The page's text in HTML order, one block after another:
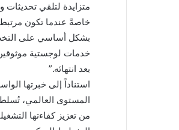
متزايدة لتلقي
خاصةً عندما تكون
بشكل أساسي على
خدمات لوجستية
بعد انتهائه.”
استناداً إلى خبرتها
المستوى العالمي،
من تعزيز كفاءتها